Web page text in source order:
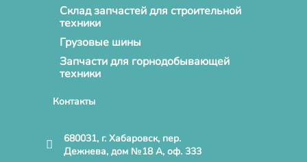
Склад запчастей для строительной
техники
Грузовые шины
Запчасти для горнодобывающей
техники
Контакты
680031, г. Хабаровск, пер.
Дежнева, дом №18 А, оф. 333